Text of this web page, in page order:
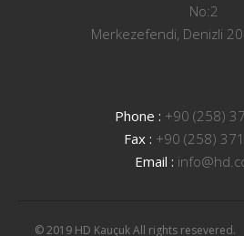
No:2
Merkezefendi, Denizli
Phone : +90 (258)
Fax : +90 (258)
Email :
© 2019 HD Kauçuk All rights resevered.